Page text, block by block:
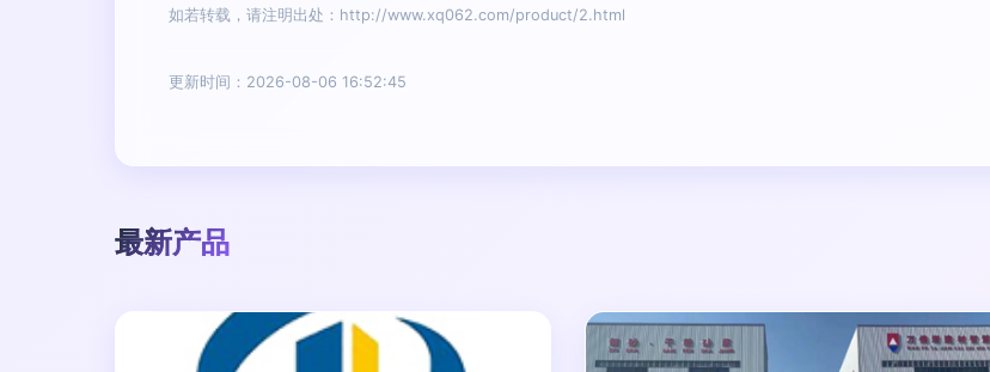
如若转载，请注明出处：http://www.xq062.com/product/2.html
更新时间：2026-08-06 16:52:45
最新产品